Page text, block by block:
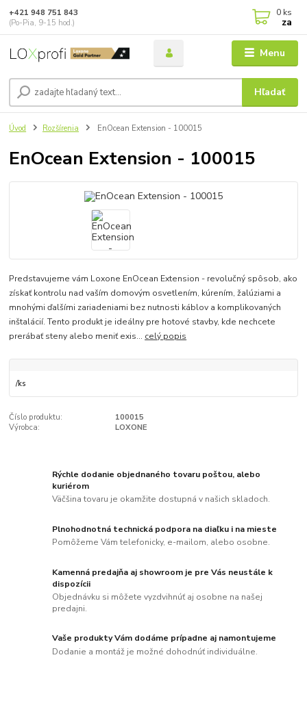
Menu
Hľadať
+421 948 751 843
(Po-Pia, 9-15 hod.)
0 ks
za
Úvod Rozšírenia EnOcean Extension - 100015
EnOcean Extension - 100015
Predstavujeme vám Loxone EnOcean Extension - revolučný spôsob, ako
získať kontrolu nad vaším domovým osvetlením, kúrením, žalúziami a
mnohými ďalšími zariadeniami bez nutnosti káblov a komplikovaných
inštalácií. Tento produkt je ideálny pre hotové stavby, kde nechcete
prerábať steny alebo meniť exis... celý popis
/ks
Číslo produktu:
100015
Výrobca:
LOXONE
Rýchle dodanie objednaného tovaru poštou, alebo
kuriérom
Väčšina tovaru je okamžite dostupná v našich skladoch.
Plnohodnotná technická podpora na diaľku i na mieste
Pomôžeme Vám telefonicky, e-mailom, alebo osobne.
Kamenná predajňa aj showroom je pre Vás neustále k
dispozícii
Objednávku si môžete vyzdvihnúť aj osobne na našej
predajni.
Vaše produkty Vám dodáme prípadne aj namontujeme
Dodanie a montáž je možné dohodnúť individuálne.